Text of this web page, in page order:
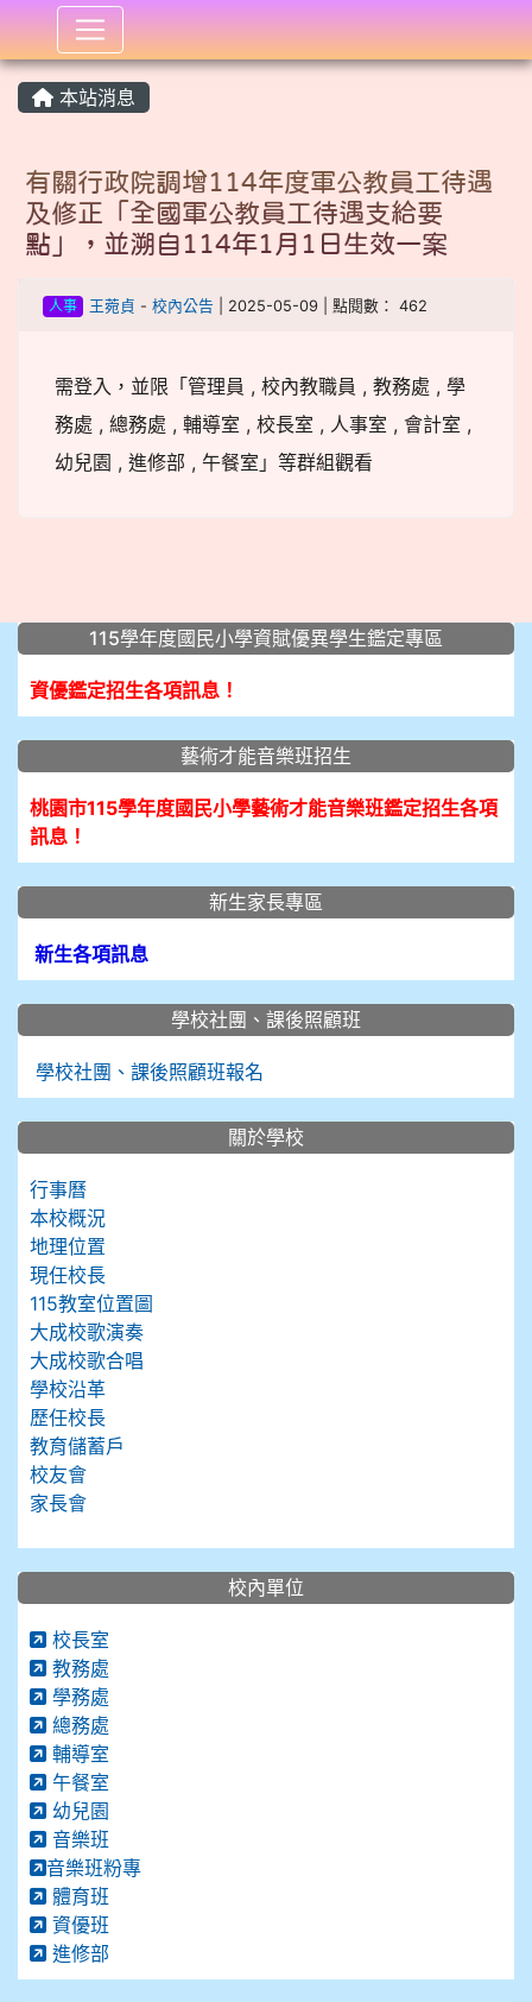
:::
本站消息
有關行政院調增114年度軍公教員工待遇
及修正「全國軍公教員工待遇支給要
點」，並溯自114年1月1日生效一案
人事 王菀貞 - 校內公告 | 2025-05-09 | 點閱數： 462
需登入，並限「管理員 , 校內教職員 , 教務處 , 學
務處 , 總務處 , 輔導室 , 校長室 , 人事室 , 會計室 ,
幼兒園 , 進修部 , 午餐室」等群組觀看
::: 115學年度國民小學資賦優異學生鑑定專區
資優鑑定招生各項訊息！
藝術才能音樂班招生
桃園市115學年度國民小學藝術才能音樂班鑑定招生各項
訊息！
新生家長專區
新生各項訊息
學校社團、課後照顧班
學校社團、課後照顧班報名
關於學校
行事曆
本校概況
地理位置
現任校長
115教室位置圖
大成校歌演奏
大成校歌合唱
學校沿革
歷任校長
教育儲蓄戶
校友會
家長會
校內單位
校長室
教務處
學務處
總務處
輔導室
午餐室
幼兒園
音樂班
音樂班粉專
體育班
資優班
進修部